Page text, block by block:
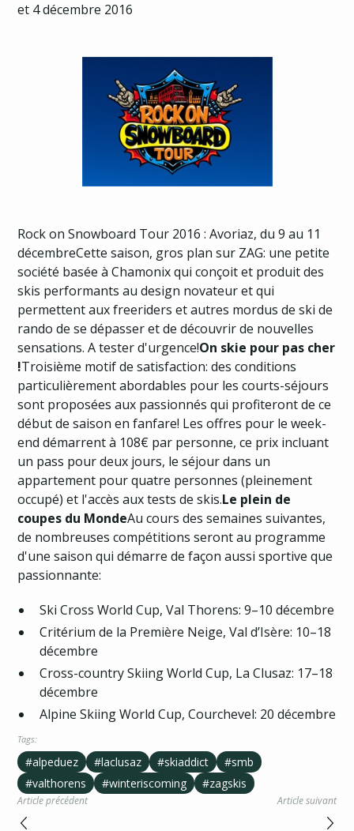
et 4 décembre 2016
Rock on Snowboard Tour 2016 : Avoriaz, du 9 au 11
décembreCette saison, gros plan sur ZAG: une petite
société basée à Chamonix qui conçoit et produit des
skis performants au design novateur et qui
permettent aux freeriders et autres mordus de ski de
rando de se dépasser et de découvrir de nouvelles
sensations. A tester d'urgence!On skie pour pas cher
!Troisième motif de satisfaction: des conditions
particulièrement abordables pour les courts-séjours
sont proposées aux passionnés qui profiteront de ce
début de saison en fanfare! Les offres pour le week-
end démarrent à 108€ par personne, ce prix incluant
un pass pour deux jours, le séjour dans un
appartement pour quatre personnes (pleinement
occupé) et l'accès aux tests de skis.Le plein de
coupes du MondeAu cours des semaines suivantes,
de nombreuses compétitions seront au programme
d'une saison qui démarre de façon aussi sportive que
passionnante:
Ski Cross World Cup, Val Thorens: 9–10 décembre
Critérium de la Première Neige, Val d’Isère: 10–18
décembre
Cross-country Skiing World Cup, La Clusaz: 17–18
décembre
Alpine Skiing World Cup, Courchevel: 20 décembre
Tags:
#alpeduez #laclusaz #skiaddict
#smb
#valthorens
#winteriscoming #zagskis
Article précédent Article suivant